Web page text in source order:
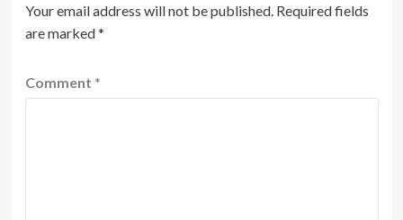
Your email address will not be published. Required fields
are marked*
Comment *